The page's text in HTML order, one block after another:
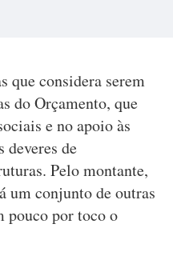
que considera serem
do Orçamento, que
e no apoio às
deveres de
Pelo montante,
um conjunto de outras
pouco por toco o